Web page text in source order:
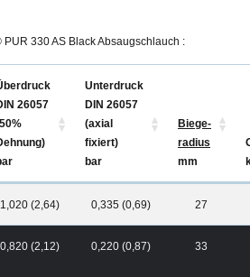
PUR 330 AS Black Absaugschlauch :
26057
Unterdruck
DIN 26057
(axial
fixiert)
bar
Biege-
radius
mm
1,020 (2,64) 0,335 (0,69) 27
0,820 (2,12) 0,220 (0,87) 33